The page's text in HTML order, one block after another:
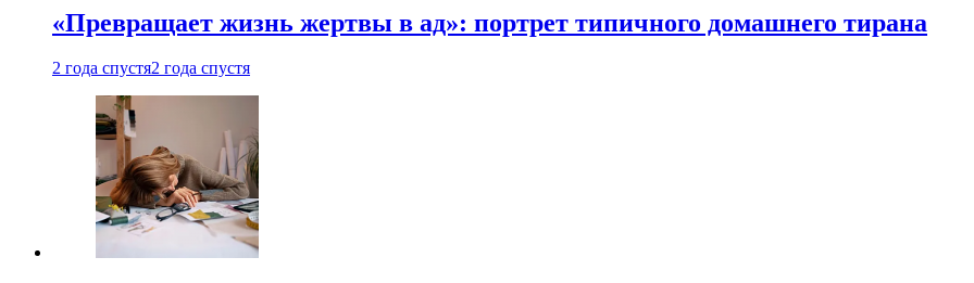
«Превращает жизнь жертвы в ад»: портрет типичного домашнего тирана
2 года спустя2 года спустя